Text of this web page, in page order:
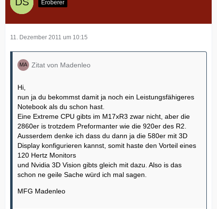
Eroberer
11. Dezember 2011 um 10:15
Zitat von Madenleo
Hi,
nun ja du bekommst damit ja noch ein Leistungsfähigeres
Notebook als du schon hast.
Eine Extreme CPU gibts im M17xR3 zwar nicht, aber die
2860er is trotzdem Preformanter wie die 920er des R2.
Ausserdem denke ich dass du dann ja die 580er mit 3D
Display konfigurieren kannst, somit haste den Vorteil eines
120 Hertz Monitors
und Nvidia 3D Vision gibts gleich mit dazu. Also is das
schon ne geile Sache würd ich mal sagen.
MFG Madenleo